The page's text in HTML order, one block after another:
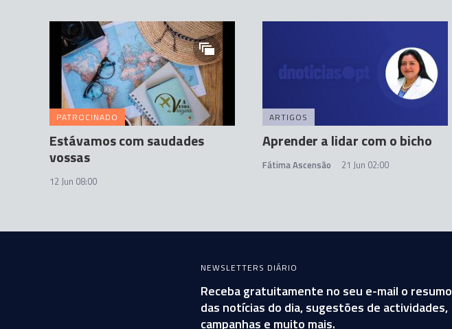
PATROCINADO
Estávamos com saudades
vossas
12 Jun 08:00
ARTIGOS
Aprender a lidar com o bicho
Fátima Ascensão 21 Jun 02:00
NEWSLETTERS DIÁRIO
Receba gratuitamente no seu e-mail o resumo
das notícias do dia, sugestões de actividades,
campanhas e muito mais.